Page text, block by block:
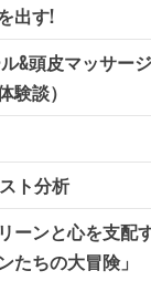
出す!
&頭皮マッサー
験談）
ト分析
ーンと心を支配
たちの大冒険」